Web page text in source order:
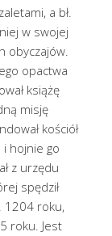
a bł.
w swojej
obyczajów.
opactwa
książę
misję
kościół
i hojnie go
z urzędu
spędził
1204 roku,
roku. Jest